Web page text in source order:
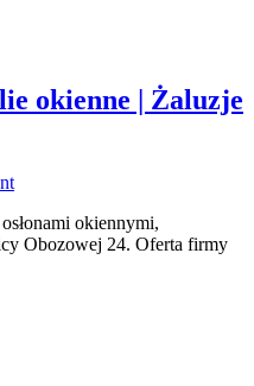
okienne | Żaluzje
okiennymi,
Obozowej 24. Oferta firmy